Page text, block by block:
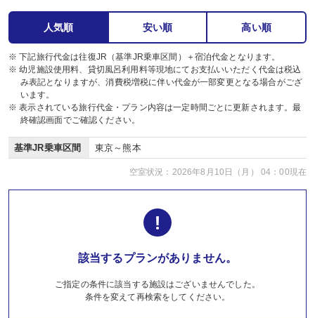
人気順 安い順 高い順
※ 下記旅行代金は往復JR（基準JR乗車区間）＋宿泊代金となります。
※ 幼児施設使用料、貸切風呂利用料等現地にてお支払いいただく代金は税込
み表記となりますが、消費税増税に伴い代金が一部変更となる場合がござ
います。
※ 表示されている旅行代金・プラン内容は一定時間ごとに更新されます。最
終確認画面でご確認ください。
基準JR乗車区間 東京～熊本
空室状況：2026年8月10日（月） 04：00現在
該当するプランがありません。
ご指定の条件に該当する施設はございませんでした。
条件を変えて再検索をしてください。